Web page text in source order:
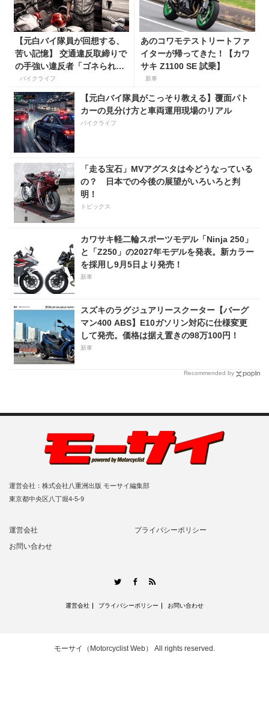
【元白バイ隊員が回想する、
苦い記憶】 交通違反取締りで
の手強い違反者「ゴネられス
トーリー」
バイクライフ
あのコワモテストリートファ
イターが帰ってきた！【カワ
サキ Z1100 SE 試乗】
新車
【元白バイ隊員がこっそり教える】覆面パト
カーの見分け方と車両運用現場のリアル
バイクライフ
「走る宝石」MVアグスタは今どうなっている
の？ 日本での今後の展望がいろいろと判
明！
トピックス
カワサキ軽二輪スポーツモデル「Ninja 250」
と「Z250」の2027年モデルを発表。新カラー
を採用し9月5日より発売！
新車
スズキのラグジュアリースクーター【バーグ
マン400 ABS】E10ガソリン対応に仕様変更
して発売。価格は据え置きの98万100円！
新車
Recommended by
運営会社：株式会社八重洲出版 モーサイ編集部
東京都中央区八丁堀4-5-9
運営会社
プライバシーポリシー
お問い合わせ
TwitterFacebook
運営会社 プライバシーポリシー お問い合わせ
モーサイ（Motorcyclist Web） All rights reserved.